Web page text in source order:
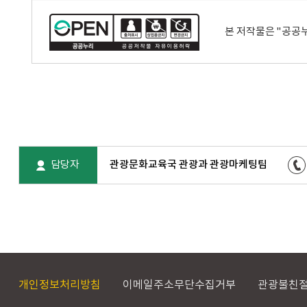
본 저작물은 "공공
담당자 관광문화교육국 관광과 관광마케팅팀
개인정보처리방침 이메일주소무단수집거부 관광불친